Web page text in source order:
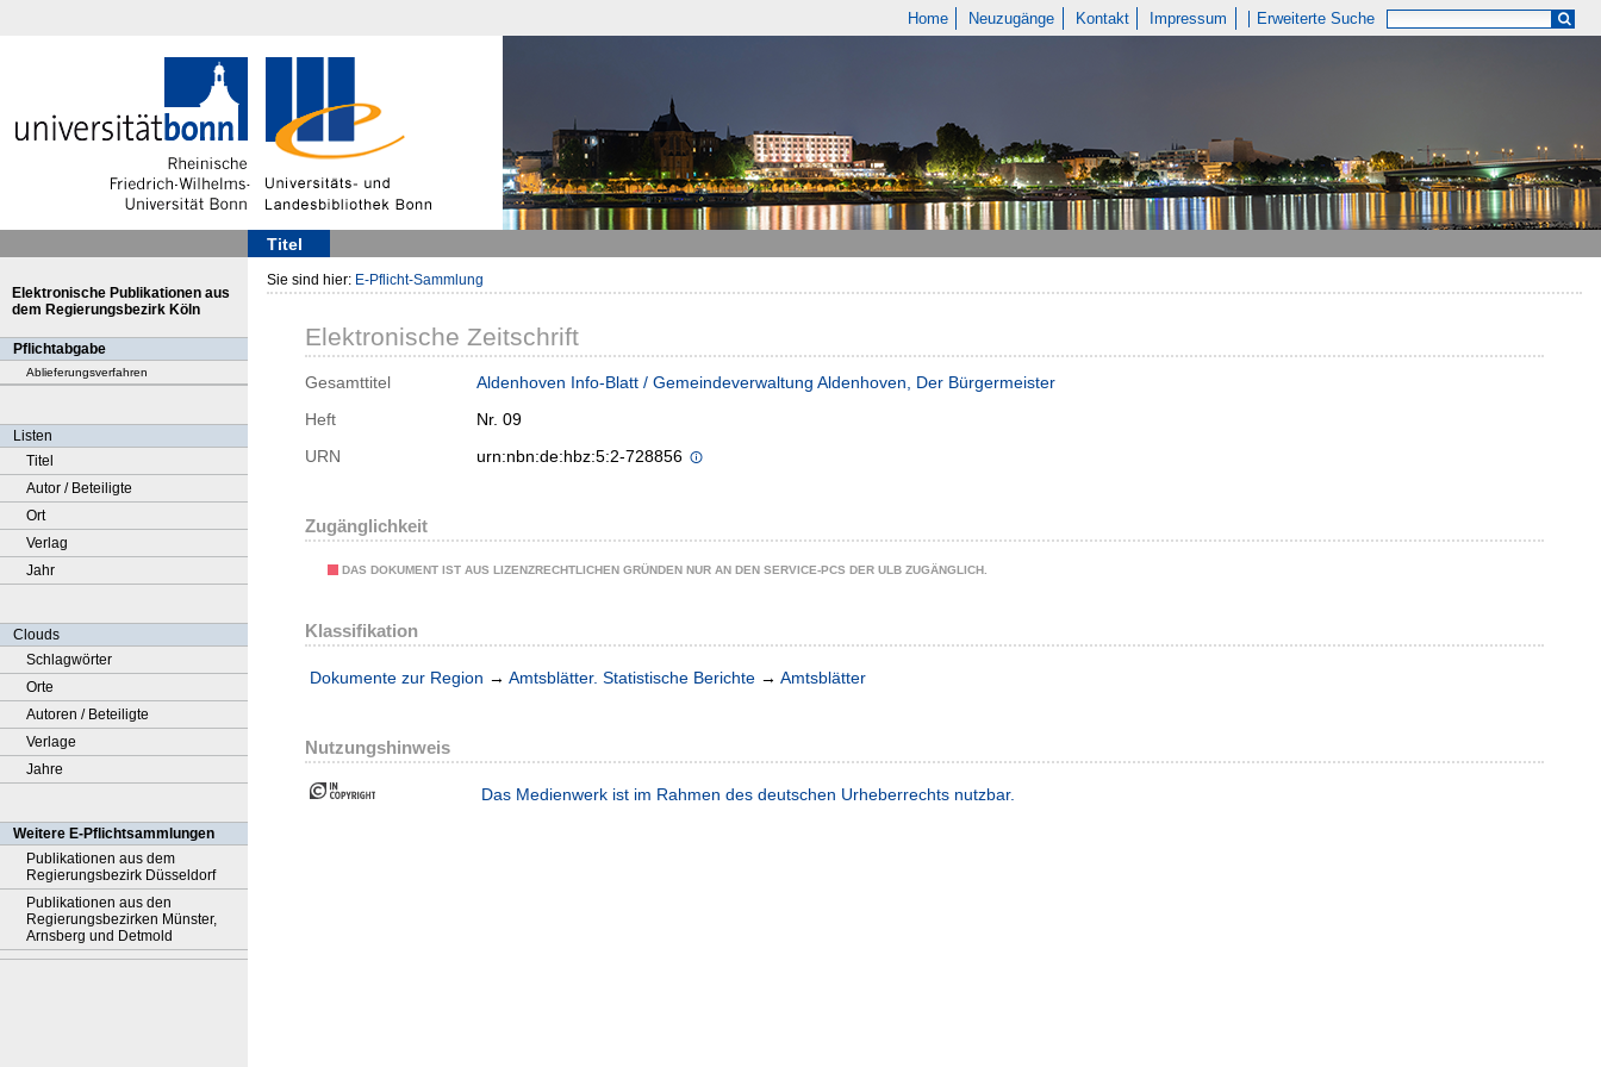
Home Neuzugänge Kontakt Impressum Erweiterte Suche
Titel
Elektronische Publikationen aus
dem Regierungsbezirk Köln
Pflichtabgabe
Ablieferungsverfahren
Listen
Titel
Autor / Beteiligte
Ort
Verlag
Jahr
Clouds
Schlagwörter
Orte
Autoren / Beteiligte
Verlage
Jahre
Weitere E-Pflichtsammlungen
Publikationen aus dem
Regierungsbezirk Düsseldorf
Publikationen aus den
Regierungsbezirken Münster,
Arnsberg und Detmold
Sie sind hier: E-Pflicht-Sammlung
Elektronische Zeitschrift
Gesamttitel
Aldenhoven Info-Blatt / Gemeindeverwaltung Aldenhoven, Der Bürgermeister
Heft
Nr. 09
URN
urn:nbn:de:hbz:5:2-728856
Zugänglichkeit
DAS DOKUMENT IST AUS LIZENZRECHTLICHEN GRÜNDEN NUR AN DEN SERVICE-PCS DER ULB ZUGÄNGLICH.
Klassifikation
Dokumente zur Region → Amtsblätter. Statistische Berichte → Amtsblätter
Nutzungshinweis
Das Medienwerk ist im Rahmen des deutschen Urheberrechts nutzbar.